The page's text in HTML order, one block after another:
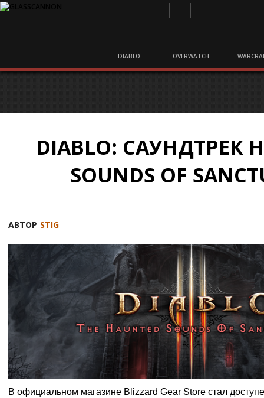
DIABLO OVERWATCH
DIABLO: САУНДТРЕК
SOUNDS OF
АВТОР STIG
В официальном магазине Blizzard Gear Store стал